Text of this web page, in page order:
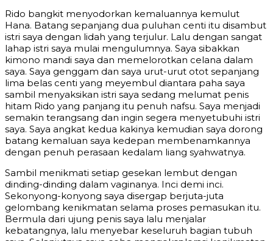
Rido bangkit menyodorkan kemaluannya kemulut
Hana. Batang sepanjang dua puluhan centi itu disambut
istri saya dengan lidah yang terjulur. Lalu dengan sangat
lahap istri saya mulai mengulumnya. Saya sibakkan
kimono mandi saya dan memelorotkan celana dalam
saya. Saya genggam dan saya urut-urut otot sepanjang
lima belas centi yang meyembul diantara paha saya
sambil menyaksikan istri saya sedang melumat penis
hitam Rido yang panjang itu penuh nafsu. Saya menjadi
semakin terangsang dan ingin segera menyetubuhi istri
saya. Saya angkat kedua kakinya kemudian saya dorong
batang kemaluan saya kedepan membenamkannya
dengan penuh perasaan kedalam liang syahwatnya.
Sambil menikmati setiap gesekan lembut dengan
dinding-dinding dalam vaginanya. Inci demi inci.
Sekonyong-konyong saya disergap berjuta-juta
gelombang kenikmatan selama proses pemasukan itu.
Bermula dari ujung penis saya lalu menjalar
kebatangnya, lalu menyebar keseluruh bagian tubuh